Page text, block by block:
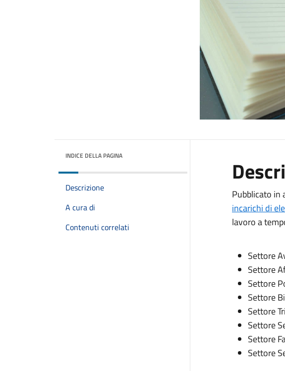
INDICE DELLA PAGINA
Descrizione
A cura di
Contenuti correlati
Pubblicato in
incarichi di
lavoro a
Settore
Settore
Settore
Settore
Settore
Settore
Settore
Settore